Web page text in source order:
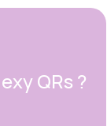
QRs ?